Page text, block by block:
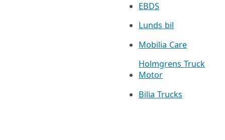
EBDS
Lunds bil
Mobilia Care
Holmgrens Truck
Motor
Bilia Trucks